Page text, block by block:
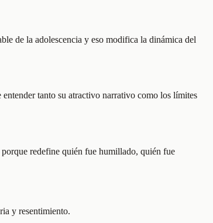
de la adolescencia y eso modifica la dinámica del
tanto su atractivo narrativo como los límites
redefine quién fue humillado, quién fue
y resentimiento.